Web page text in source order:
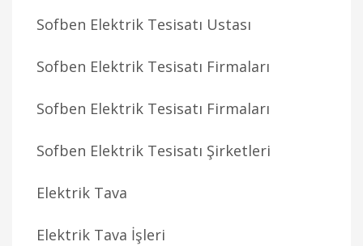
Sofben Elektrik Tesisatı Ustası
Sofben Elektrik Tesisatı Firmaları
Sofben Elektrik Tesisatı Firmaları
Sofben Elektrik Tesisatı Şirketleri
Elektrik Tava
Elektrik Tava İşleri